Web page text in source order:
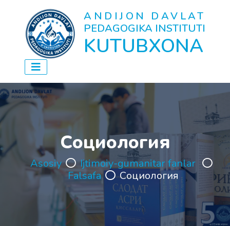
ANDIJON DAVLAT
PEDAGOGIKA INSTITUTI
KUTUBXONA
Социология
Asosiy
Ijtimoiy-gumanitar fanlar
Falsafa
Социология